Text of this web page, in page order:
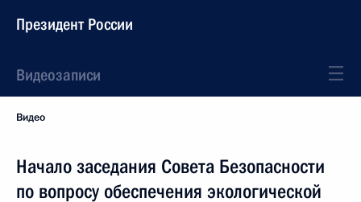
Президент России
Видеозаписи
Видео
Начало заседания Совета Безопасности
по вопросу обеспечения экологической